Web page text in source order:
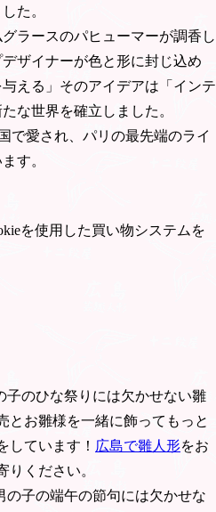
た。
ラースのパヒューマーが調香し
ザイナーが色と形に封じ込め
える」そのアイデアは「インテ
な世界を確立しました。
で愛され、パリの最先端のライ
す。
を使用した買い物システムを
子のひな祭りには欠かせない雛
とお雛様を一緒に飾ってもっと
しています！ 広島で雛人形をお
りください。
の子の端午の節句には欠かせな